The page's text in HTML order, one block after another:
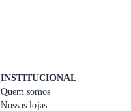
INSTITUCIONAL
Quem somos
Nossas lojas